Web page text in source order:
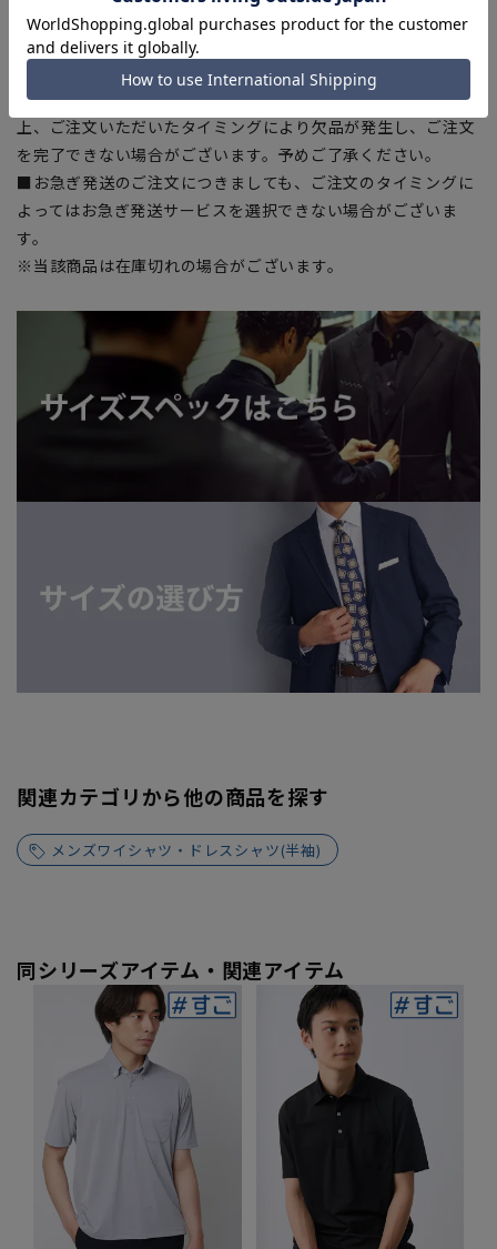
■ブラウザやお使いのモニター環境、また撮影時の室内外の光
加減により、実際の商品と掲載画像の色味が異なる場合がござ
■店舗や各モールサイトと商品在庫を共有しております関係
上、ご注文いただいたタイミングにより欠品が発生し、ご注文
を完了できない場合がございます。予めご了承ください。
■お急ぎ発送のご注文につきましても、ご注文のタイミングに
よってはお急ぎ発送サービスを選択できない場合がございま
す。
※当該商品は在庫切れの場合がございます。
関連カテゴリから他の商品を探す
メンズワイシャツ・ドレスシャツ(半袖)
同シリーズアイテム・関連アイテム